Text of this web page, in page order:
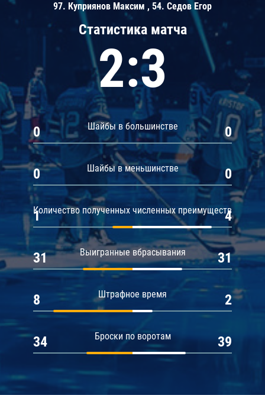
Статистика матча
2:3
Шайбы в большинстве
0 0
Шайбы в меньшинстве
0 0
Количество полученных численных преимуществ
1 4
Выигранные вбрасывания
31 31
Штрафное время
8 2
Броски по воротам
34 39
97. Куприянов Максим , 54. Седов Егор